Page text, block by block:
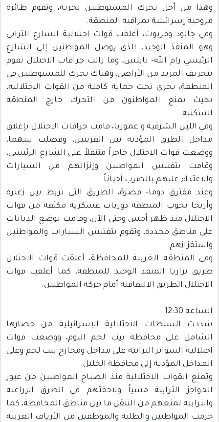
وهذا من أجل تحرك المستوطنين بحرية، وتقوم طائرة
مروحية إسرائيلية بمراقبة المنطقة.
وفي جالود وقريوت، أغلقت قوات احتلالية الشارع الترابي
وهو المنفذ الوحيد، الذي يوصل المواطنين إلى الشارع
الرئيسي رام الله- نابلس، وما زالت جرافات الاحتلال تقوم
بتجريف المزيد من الأراضي، وهناك تحرك للمستوطنين في
المنطقة، يجري تحت حماية كاملة من القوات الاحتلالية،
بحيث يمنع المواطنون من التحرك خارج المنطقة
السكنية.
وفي اللبن الشرقية و عموريا، قامت جرافات الاحتلال بإغلاق
مداخل الطرق المؤدية بين القريتين، وفصلت بينهما،
ووضعت قوات الاحتلال حاجزاً متنقلاً على الشارع الرئيسي،
وقامت بتفتيش المواطنين وإنزالهم من السيارات
والاعتداء عليهم بالضرب أحياناً.
وعند مفترق دوما- قصرة، الطريق التي تربط بين زعترة
وأريحا تجوب المنطقة دوريات عسكرية مكثفة من قوات
الاحتلال منذ ظهر أمس وحتى الآن، وقامت بوضع الدبابات
على مناطق محددة، وتقوم بتفتيش السيارات والمواطنين
واستفزازهم.
وفي المنطقة الغربية للمحافظة، أغلقت قوات الاحتلال
طريق بزاريا المنفذ الوحيد للمنطقة، كما أغلقت قوات
الاحتلال الطريق الالتفافية أمام حركة المواطنين.
الساعة 12:30
شددت السلطات الاحتلالية الإسرائيلية من حصارها
الشامل على محافظة بيت لحم اليوم، ووضعت قوات
احتلالية السواتر الترابية على مداخل ومخارج بيت لحم وعلى
المداخل المؤدية إلى محافظة الخليل.
وتمنع القوات الاحتلالية منذ الصباح المواطنين من عبور
الحواجز الترابية مشياً ولاحقتهم في الطرق الزراعية
والترابية لمنعهم من التنقل ما بين مناطق المحافظة، كما
حرمت المواطنين والطلبة والموظفين من الأرياف الغربية